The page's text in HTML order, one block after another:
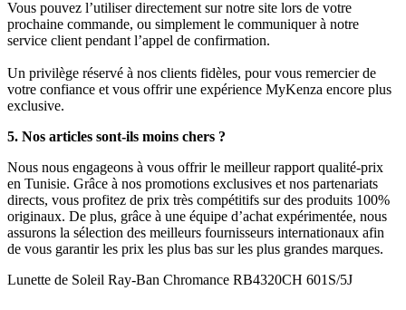
Vous pouvez l’utiliser directement sur notre site lors de votre
prochaine commande, ou simplement le communiquer à notre
service client pendant l’appel de confirmation.
Un privilège réservé à nos clients fidèles, pour vous remercier de
votre confiance et vous offrir une expérience MyKenza encore plus
exclusive.
5. Nos articles sont-ils moins chers ?
Nous nous engageons à vous offrir le meilleur rapport qualité-prix
en Tunisie. Grâce à nos promotions exclusives et nos partenariats
directs, vous profitez de prix très compétitifs sur des produits 100%
originaux. De plus, grâce à une équipe d’achat expérimentée, nous
assurons la sélection des meilleurs fournisseurs internationaux afin
de vous garantir les prix les plus bas sur les plus grandes marques.
Lunette de Soleil Ray-Ban Chromance RB4320CH 601S/5J